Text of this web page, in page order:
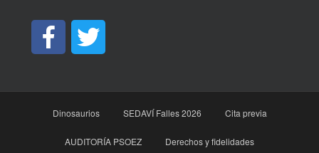
Dinosaurios SEDAVÍ Falles 2026 Cita previa
AUDITORÍA PSOEZ Derechos y fidelidades